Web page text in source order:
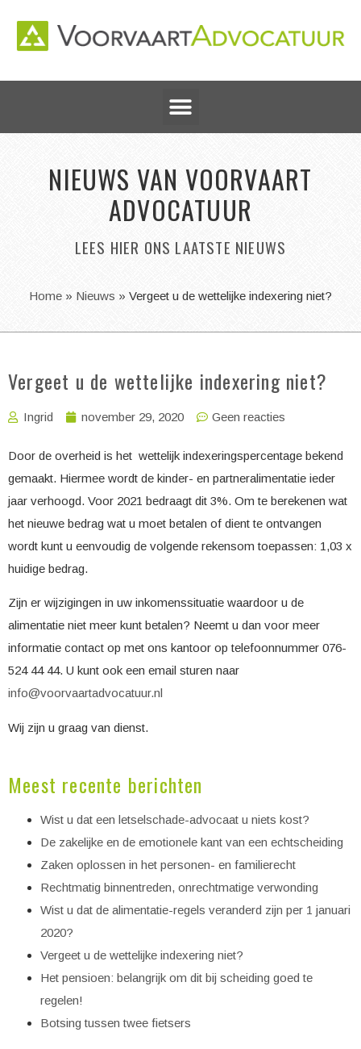
NIEUWS VAN VOORVAART
ADVOCATUUR
LEES HIER ONS LAATSTE NIEUWS
Home » Nieuws » Vergeet u de wettelijke indexering niet?
Vergeet u de wettelijke indexering niet?
Ingrid november 29, 2020 Geen reacties
Door de overheid is het wettelijk indexeringspercentage bekend
gemaakt. Hiermee wordt de kinder- en partneralimentatie ieder
jaar verhoogd. Voor 2021 bedraagt dit 3%. Om te berekenen wat
het nieuwe bedrag wat u moet betalen of dient te ontvangen
wordt kunt u eenvoudig de volgende rekensom toepassen: 1,03 x
huidige bedrag.
Zijn er wijzigingen in uw inkomenssituatie waardoor u de
alimentatie niet meer kunt betalen? Neemt u dan voor meer
informatie contact op met ons kantoor op telefoonnummer 076-
524 44 44. U kunt ook een email sturen naar
info@voorvaartadvocatuur.nl
Wij zijn u graag van dienst.
Meest recente berichten
Wist u dat een letselschade-advocaat u niets kost?
De zakelijke en de emotionele kant van een echtscheiding
Zaken oplossen in het personen- en familierecht
Rechtmatig binnentreden, onrechtmatige verwonding
Wist u dat de alimentatie-regels veranderd zijn per 1 januari
2020?
Vergeet u de wettelijke indexering niet?
Het pensioen: belangrijk om dit bij scheiding goed te
regelen!
Botsing tussen twee fietsers